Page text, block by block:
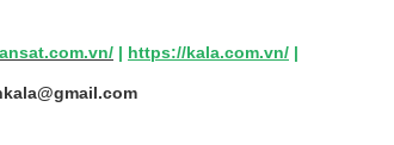
/ | https://kala.com.vn/ |